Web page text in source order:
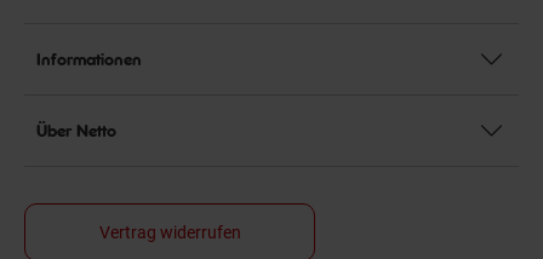
Informationen
Über Netto
Vertrag widerrufen